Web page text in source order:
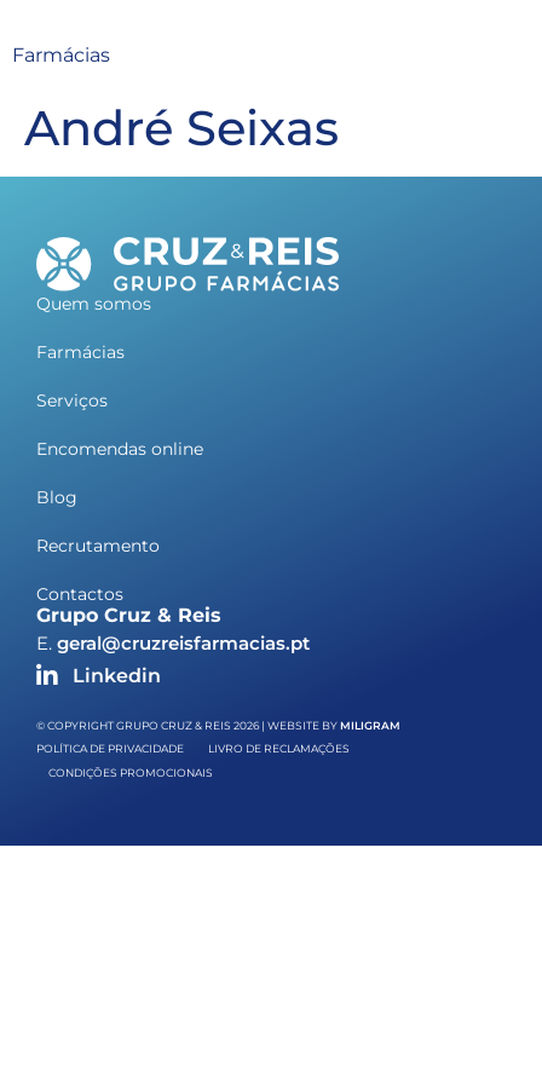
Farmácias
André Seixas
Quem somos
Farmácias
Serviços
Encomendas online
Blog
Recrutamento
Contactos
Grupo Cruz & Reis
E. geral@cruzreisfarmacias.pt
Linkedin
© COPYRIGHT GRUPO CRUZ & REIS 2026 | WEBSITE BYMILIGRAM
POLÍTICA DE PRIVACIDADE
LIVRO DE RECLAMAÇÕES
CONDIÇÕES PROMOCIONAIS